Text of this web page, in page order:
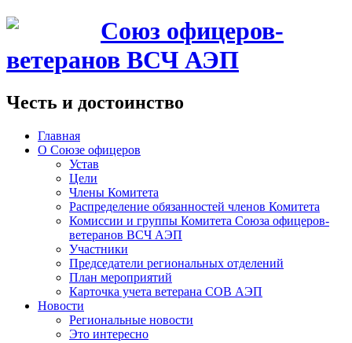
Союз офицеров-
ветеранов ВСЧ АЭП
Честь и достоинство
Главная
О Союзе офицеров
Устав
Цели
Члены Комитета
Распределение обязанностей членов Комитета
Комиссии и группы Комитета Союза офицеров-
ветеранов ВСЧ АЭП
Участники
Председатели региональных отделений
План мероприятий
Карточка учета ветерана CОВ АЭП
Новости
Региональные новости
Это интересно